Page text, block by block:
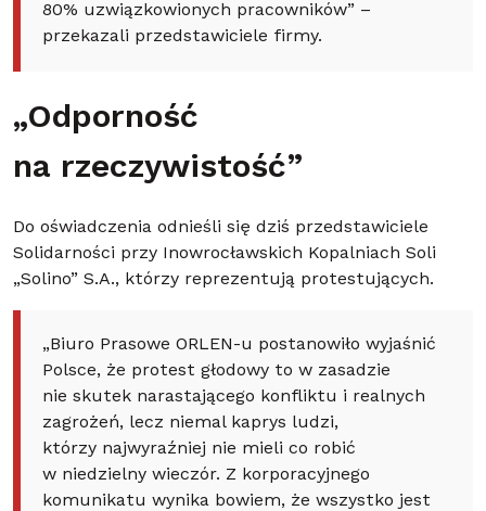
80% uzwiązkowionych pracowników” –
przekazali przedstawiciele firmy.
„Odporność
na rzeczywistość”
Do oświadczenia odnieśli się dziś przedstawiciele
Solidarności przy Inowrocławskich Kopalniach Soli
„Solino” S.A., którzy reprezentują protestujących.
„Biuro Prasowe ORLEN-u postanowiło wyjaśnić
Polsce, że protest głodowy to w zasadzie
nie skutek narastającego konfliktu i realnych
zagrożeń, lecz niemal kaprys ludzi,
którzy najwyraźniej nie mieli co robić
w niedzielny wieczór. Z korporacyjnego
komunikatu wynika bowiem, że wszystko jest